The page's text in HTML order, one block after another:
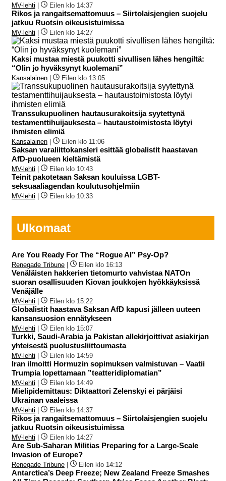
MV-lehti Eilen klo 14:37
Rikos ja rangaitsemattomuus – Siirtolaisjengien suojelu
jatkuu Ruotsin oikeusistuimissa
MV-lehti Eilen klo 14:27
Kaksi mustaa miestä puukotti sivullisen lähes hengiltä:
“Olin jo hyväksynyt kuolemani”
Kansalainen Eilen klo 13:05
Transsukupuolinen hautausurakoitsija syytettynä
testamenttihuijauksesta – hautaustoimistosta löytyi
ihmisten elimiä
Kansalainen Eilen klo 11:06
Saksan varaliittokansleri esittää globalistit haastavan
AfD-puolueen kieltämistä
MV-lehti Eilen klo 10:43
Teinit pakotetaan Saksan kouluissa LGBT-
seksuaaliagendan koulutusohjelmiin
MV-lehti Eilen klo 10:33
Ulkomaat
Are You Ready For The “Rogue AI” Psy-Op?
Renegade Tribune Eilen klo 16:13
Venäläisten hakkerien tietomurto vahvistaa NATOn
suoran osallisuuden Kiovan joukkojen hyökkäyksissä
Venäjälle
MV-lehti Eilen klo 15:22
Globalistit haastava Saksan AfD kapusi jälleen uuteen
kansansuosion ennätykseen
MV-lehti Eilen klo 15:07
Turkki, Saudi-Arabia ja Pakistan allekirjoittivat asiakirjan
yhteisestä puolustusliittoumasta
MV-lehti Eilen klo 14:59
Iran ilmoitti Hormuzin sopimuksen valmistuvan – Vaatii
Trumpia lopettamaan ”teatteridiplomatian”
MV-lehti Eilen klo 14:49
Mielipidemittaus: Diktaattori Zelenskyi ei pärjäisi
Ukrainan vaaleissa
MV-lehti Eilen klo 14:37
Rikos ja rangaitsemattomuus – Siirtolaisjengien suojelu
jatkuu Ruotsin oikeusistuimissa
MV-lehti Eilen klo 14:27
Are Sub-Saharan Militias Preparing for a Large-Scale
Invasion of Europe?
Renegade Tribune Eilen klo 14:12
Antarctica’s Deep Freeze; New Zealand Freeze Smashes